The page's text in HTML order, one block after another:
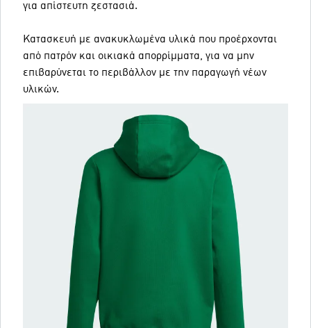
για απίστευτη ζεστασιά.
Κατασκευή με ανακυκλωμένα υλικά που προέρχονται
από πατρόν και οικιακά απορρίμματα, για να μην
επιβαρύνεται το περιβάλλον με την παραγωγή νέων
υλικών.